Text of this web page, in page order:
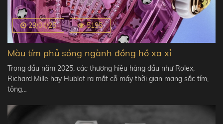
29/04/25 5195
Màu tím phủ sóng ngành đồng hồ xa xỉ
Trong đầu năm 2025, các thương hiệu hàng đầu như Rolex,
Richard Mille hay Hublot ra mắt cỗ máy thời gian mang sắc tím,
tông…